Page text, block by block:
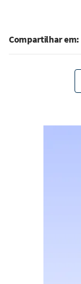
Compartilhar em: